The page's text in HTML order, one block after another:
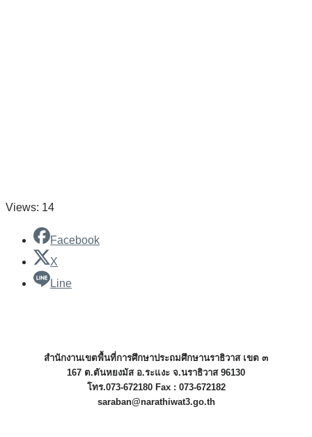
Views: 14
Facebook
X
Line
สำนักงานเขตพื้นที่การศึกษาประถมศึกษานราธิวาส เขต ๓
167 ต.ตันหยงมัส อ.ระแงะ จ.นราธิวาส 96130
โทร.073-672180 Fax : 073-672182
saraban@narathiwat3.go.th